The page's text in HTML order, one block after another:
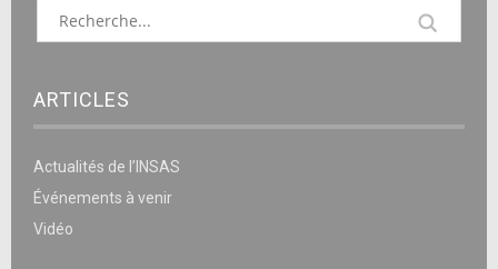
ARTICLES
Actualités de l’INSAS
Événements à venir
Vidéo